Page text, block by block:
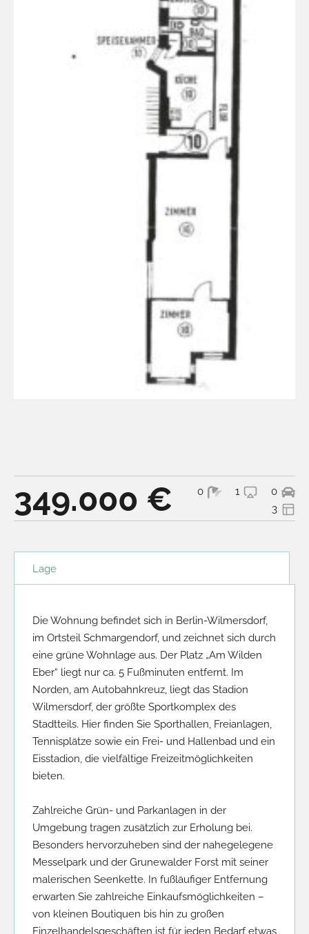
349.000 € 0
1
0
3
Lage
Die Wohnung befindet sich in Berlin-Wilmersdorf,
im Ortsteil Schmargendorf, und zeichnet sich durch
eine grüne Wohnlage aus. Der Platz „Am Wilden
Eber“ liegt nur ca. 5 Fußminuten entfernt. Im
Norden, am Autobahnkreuz, liegt das Stadion
Wilmersdorf, der größte Sportkomplex des
Stadtteils. Hier finden Sie Sporthallen, Freianlagen,
Tennisplätze sowie ein Frei- und Hallenbad und ein
Eisstadion, die vielfältige Freizeitmöglichkeiten
bieten.
Zahlreiche Grün- und Parkanlagen in der
Umgebung tragen zusätzlich zur Erholung bei.
Besonders hervorzuheben sind der nahegelegene
Messelpark und der Grunewalder Forst mit seiner
malerischen Seenkette. In fußläufiger Entfernung
erwarten Sie zahlreiche Einkaufsmöglichkeiten –
von kleinen Boutiquen bis hin zu großen
Einzelhandelsgeschäften ist für jeden Bedarf etwas